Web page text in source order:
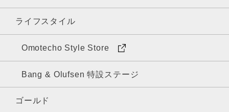
ライフスタイル
Omotecho Style Store
Bang & Olufsen 特設ステージ
ゴールド